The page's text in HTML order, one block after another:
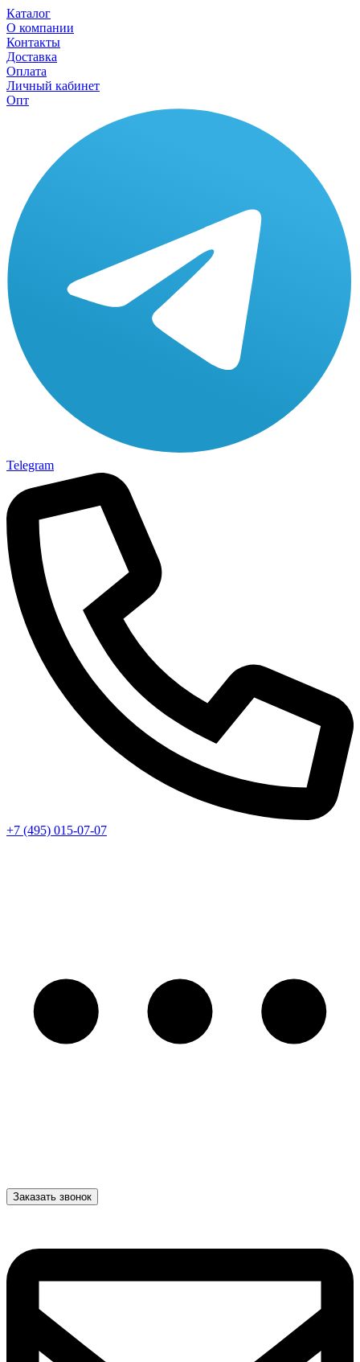
Каталог
О компании
Контакты
Доставка
Оплата
Личный кабинет
Опт
Telegram
+7 (495) 015-07-07
Заказать звонок